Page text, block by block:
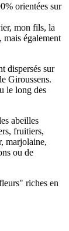
orientées sur
mon fils, la
mais également
dispersés sur
Giroussens.
le long des
abeilles
fruitiers,
marjolaine,
ou de
riches en